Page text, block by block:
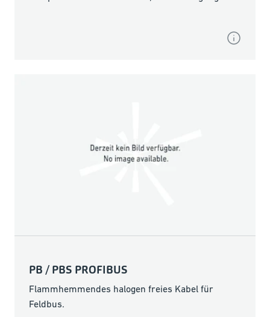
PB / PBS PROFIBUS
Flammhemmendes halogen freies Kabel für
Feldbus.